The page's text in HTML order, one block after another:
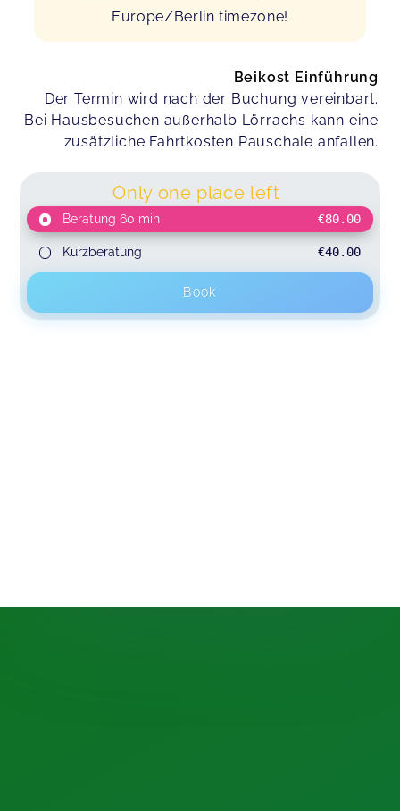
Europe/Berlin timezone!
Beikost Einführung
Der Termin wird nach der Buchung vereinbart.
Bei Hausbesuchen außerhalb Lörrachs kann eine
zusätzliche Fahrtkosten Pauschale anfallen.
Only one place left
Beratung 60 min €80.00
Kurzberatung €40.00
Book